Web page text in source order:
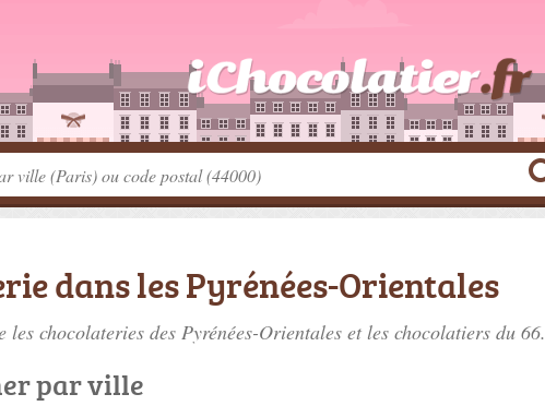
dans les Pyrénées-Orientales
les chocolateries des Pyrénées-Orientales et les chocolatiers du 66.
par ville